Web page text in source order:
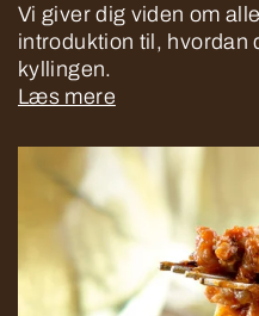
Vi giver dig viden om
introduktion til, hvordan
kyllingen.
Læs mere